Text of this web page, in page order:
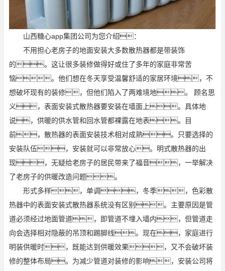
山西糖心app集团公司为您介绍：
不用担心老房子的地面安装大多数散热器都是带装饰
的。这让很多装修做得好或住了多年的家庭非常苦
恼。他们想在冬天享受温馨舒适的家居环境，不
想破坏现有的装修，但他们陷入了两难境地。 顾名思
义，表面安装式散热器要安装在墙面上。具体地
说，供暖的供水管和回水管都裸露在地表。目
前，散热器的表面安装技术相对成熟。只要选择的
安装队伍，安装就可以非常放心。明式散热器的出
现，无疑给老房子的居民带来了福音，一举解决
了老房子的供暖改造问题。
形式多样，单调，冬季，色彩散
热器中的表面安装式散热器系统没有区别。主要原因是管
道必须经过地面管道，即管道不埋入墙内，但管道走
向会选择相对隐蔽的吊顶和踢脚线。现在，家庭进行
明装供暖时，既能达到供暖效果，又不会破坏装
修的整体布局。为减少管道对装修的影响，安装公司将